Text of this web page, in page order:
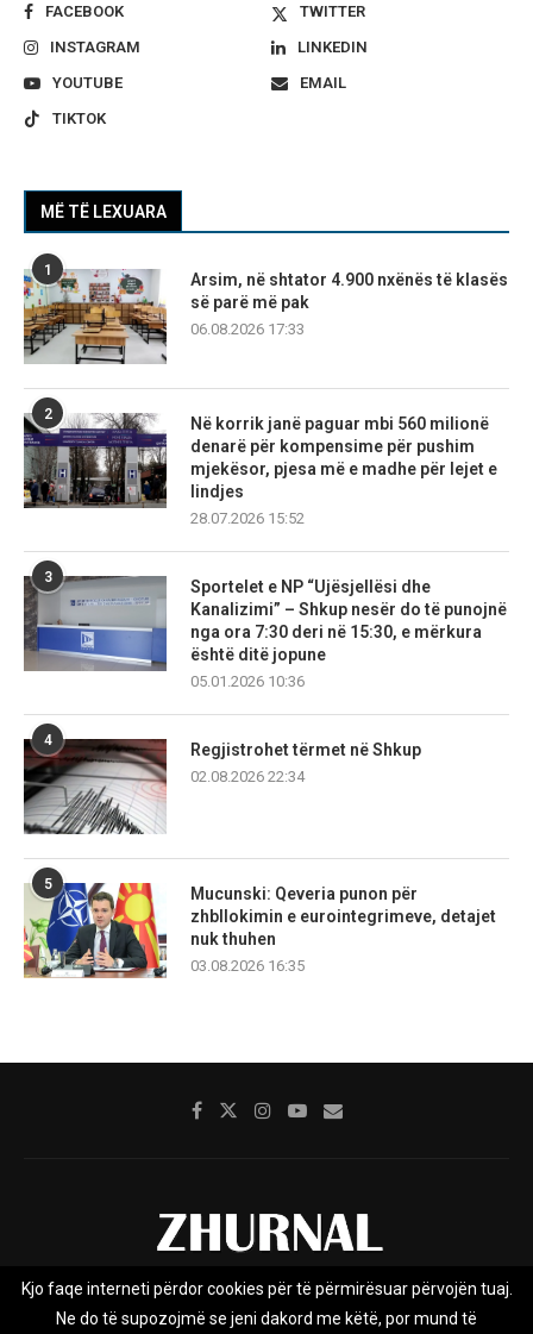
FACEBOOK
TWITTER
INSTAGRAM
LINKEDIN
YOUTUBE
EMAIL
TIKTOK
MË TË LEXUARA
1
Arsim, në shtator 4.900 nxënës të klasës
së parë më pak
06.08.2026 17:33
2
Në korrik janë paguar mbi 560 milionë
denarë për kompensime për pushim
mjekësor, pjesa më e madhe për lejet e
lindjes
28.07.2026 15:52
3
Sportelet e NP “Ujësjellësi dhe
Kanalizimi” – Shkup nesër do të punojnë
nga ora 7:30 deri në 15:30, e mërkura
është ditë jopune
05.01.2026 10:36
4
Regjistrohet tërmet në Shkup
02.08.2026 22:34
5
Mucunski: Qeveria punon për
zhbllokimin e eurointegrimeve, detajet
nuk thuhen
03.08.2026 16:35
Rreth nesh Impresumi Marketing
Kontakt
Kjo faqe interneti përdor cookies për të përmirësuar përvojën tuaj.
Ne do të supozojmë se jeni dakord me këtë, por mund të